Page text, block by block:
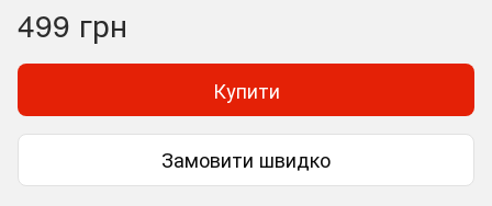
499 грн
Купити
Замовити швидко